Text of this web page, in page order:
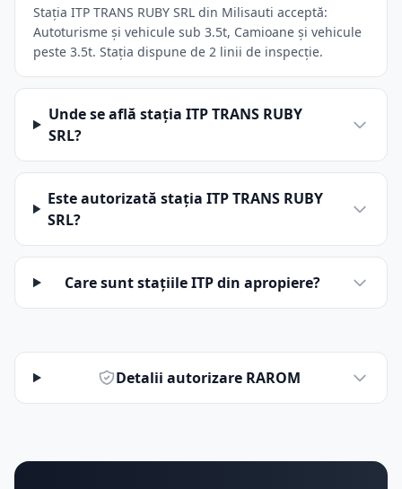
Stația ITP TRANS RUBY SRL din Milisauti acceptă:
Autoturisme și vehicule sub 3.5t, Camioane și vehicule
peste 3.5t. Stația dispune de 2 linii de inspecție.
Unde se află stația ITP TRANS RUBY
SRL?
Este autorizată stația ITP TRANS RUBY
SRL?
Care sunt stațiile ITP din apropiere?
Detalii autorizare RAROM